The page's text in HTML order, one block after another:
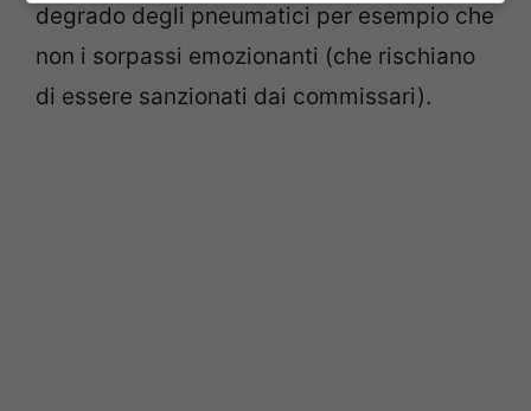
degrado degli pneumatici per esempio che
non i sorpassi emozionanti (che rischiano
di essere sanzionati dai commissari).